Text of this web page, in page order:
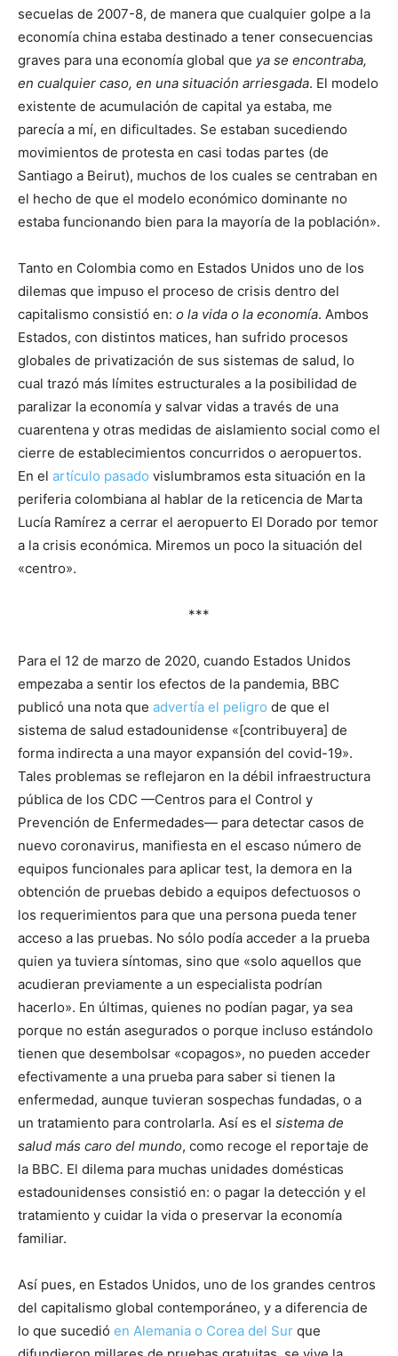
secuelas de 2007-8, de manera que cualquier golpe a la
economía china estaba destinado a tener consecuencias
graves para una economía global que ya se encontraba,
en cualquier caso, en una situación arriesgada. El modelo
existente de acumulación de capital ya estaba, me
parecía a mí, en dificultades. Se estaban sucediendo
movimientos de protesta en casi todas partes (de
Santiago a Beirut), muchos de los cuales se centraban en
el hecho de que el modelo económico dominante no
estaba funcionando bien para la mayoría de la población».
Tanto en Colombia como en Estados Unidos uno de los
dilemas que impuso el proceso de crisis dentro del
capitalismo consistió en: o la vida o la economía. Ambos
Estados, con distintos matices, han sufrido procesos
globales de privatización de sus sistemas de salud, lo
cual trazó más límites estructurales a la posibilidad de
paralizar la economía y salvar vidas a través de una
cuarentena y otras medidas de aislamiento social como el
cierre de establecimientos concurridos o aeropuertos.
En el artículo pasado vislumbramos esta situación en la
periferia colombiana al hablar de la reticencia de Marta
Lucía Ramírez a cerrar el aeropuerto El Dorado por temor
a la crisis económica. Miremos un poco la situación del
«centro».
***
Para el 12 de marzo de 2020, cuando Estados Unidos
empezaba a sentir los efectos de la pandemia, BBC
publicó una nota que advertía el peligro de que el
sistema de salud estadounidense «[contribuyera] de
forma indirecta a una mayor expansión del covid-19».
Tales problemas se reflejaron en la débil infraestructura
pública de los CDC —Centros para el Control y
Prevención de Enfermedades— para detectar casos de
nuevo coronavirus, manifiesta en el escaso número de
equipos funcionales para aplicar test, la demora en la
obtención de pruebas debido a equipos defectuosos o
los requerimientos para que una persona pueda tener
acceso a las pruebas. No sólo podía acceder a la prueba
quien ya tuviera síntomas, sino que «solo aquellos que
acudieran previamente a un especialista podrían
hacerlo». En últimas, quienes no podían pagar, ya sea
porque no están asegurados o porque incluso estándolo
tienen que desembolsar «copagos», no pueden acceder
efectivamente a una prueba para saber si tienen la
enfermedad, aunque tuvieran sospechas fundadas, o a
un tratamiento para controlarla. Así es el sistema de
salud más caro del mundo, como recoge el reportaje de
la BBC. El dilema para muchas unidades domésticas
estadounidenses consistió en: o pagar la detección y el
tratamiento y cuidar la vida o preservar la economía
familiar.
Así pues, en Estados Unidos, uno de los grandes centros
del capitalismo global contemporáneo, y a diferencia de
lo que sucedió en Alemania o Corea del Sur que